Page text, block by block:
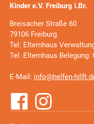
Kinder e.V. Freiburg i.Br.
Breisacher Straße 60
79106 Freiburg
Tel: Elternhaus
Tel: Elternhaus Belegung:
E-Mail: info@helfen-